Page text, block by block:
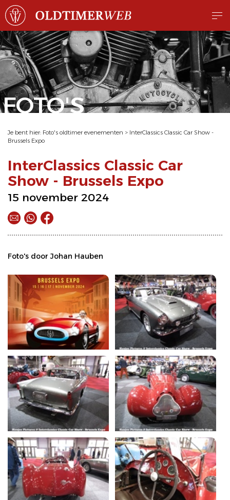
FOTO'S
Je bent hier: Foto's oldtimer evenementen > InterClassics Classic Car Show -
Brussels Expo
InterClassics Classic Car
Show - Brussels Expo
15 november 2024
Foto's door Johan Hauben